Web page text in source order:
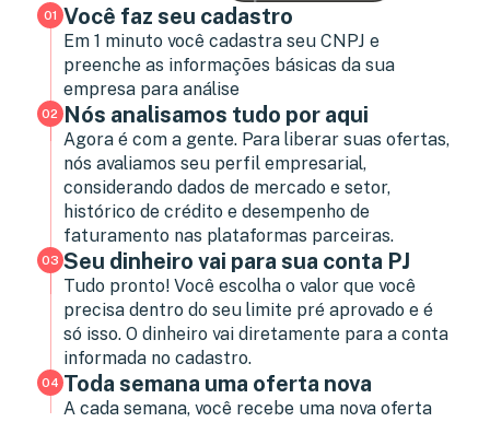
01 Você faz seu cadastro
Em 1 minuto você cadastra seu CNPJ e
preenche as informações básicas da sua
empresa para análise
02 Nós analisamos tudo por aqui
Agora é com a gente. Para liberar suas ofertas,
nós avaliamos seu perfil empresarial,
considerando dados de mercado e setor,
histórico de crédito e desempenho de
faturamento nas plataformas parceiras.
03 Seu dinheiro vai para sua conta PJ
Tudo pronto! Você escolha o valor que você
precisa dentro do seu limite pré aprovado e é
só isso. O dinheiro vai diretamente para a conta
informada no cadastro.
04 Toda semana uma oferta nova
A cada semana, você recebe uma nova oferta